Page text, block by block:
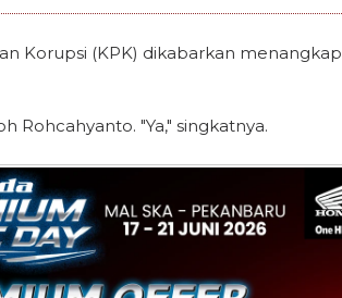
Korupsi (KPK) dikabarkan menangkap
Rohcahyanto. "Ya," singkatnya.